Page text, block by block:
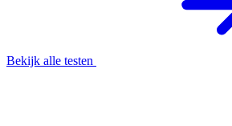
Bekijk alle testen